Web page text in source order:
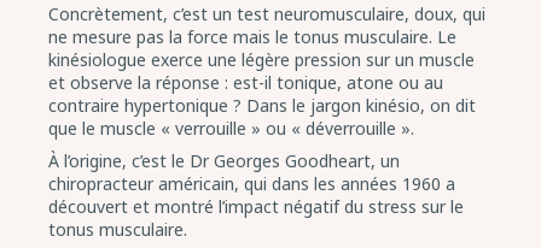
Concrètement, c’est un test neuromusculaire, doux, qui
ne mesure pas la force mais le tonus musculaire. Le
kinésiologue exerce une légère pression sur un muscle
et observe la réponse : est-il tonique, atone ou au
contraire hypertonique ? Dans le jargon kinésio, on dit
que le muscle « verrouille » ou « déverrouille ».
À l’origine, c’est le Dr Georges Goodheart, un
chiropracteur américain, qui dans les années 1960 a
découvert et montré l’impact négatif du stress sur le
tonus musculaire.